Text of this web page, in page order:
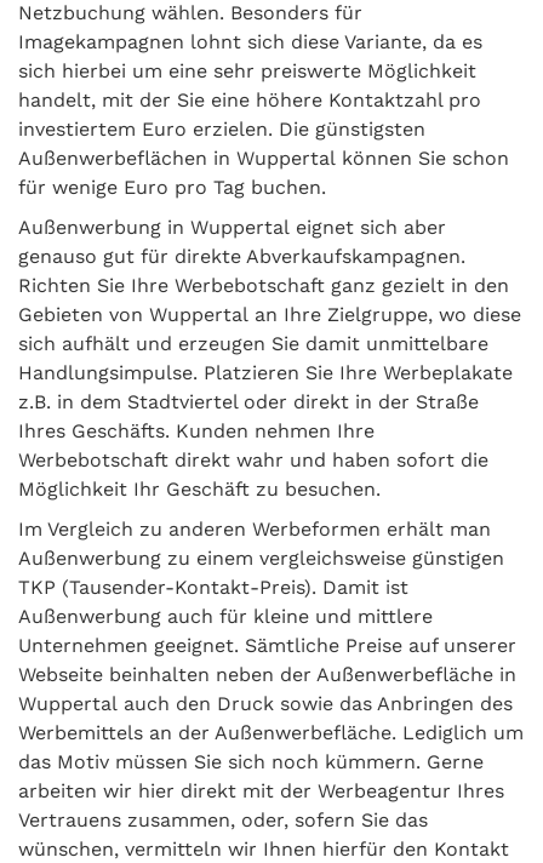
Netzbuchung wählen. Besonders für
Imagekampagnen lohnt sich diese Variante, da es
sich hierbei um eine sehr preiswerte Möglichkeit
handelt, mit der Sie eine höhere Kontaktzahl pro
investiertem Euro erzielen. Die günstigsten
Außenwerbeflächen in Wuppertal können Sie schon
für wenige Euro pro Tag buchen.
Außenwerbung in Wuppertal eignet sich aber
genauso gut für direkte Abverkaufskampagnen.
Richten Sie Ihre Werbebotschaft ganz gezielt in den
Gebieten von Wuppertal an Ihre Zielgruppe, wo diese
sich aufhält und erzeugen Sie damit unmittelbare
Handlungsimpulse. Platzieren Sie Ihre Werbeplakate
z.B. in dem Stadtviertel oder direkt in der Straße
Ihres Geschäfts. Kunden nehmen Ihre
Werbebotschaft direkt wahr und haben sofort die
Möglichkeit Ihr Geschäft zu besuchen.
Im Vergleich zu anderen Werbeformen erhält man
Außenwerbung zu einem vergleichsweise günstigen
TKP (Tausender-Kontakt-Preis). Damit ist
Außenwerbung auch für kleine und mittlere
Unternehmen geeignet. Sämtliche Preise auf unserer
Webseite beinhalten neben der Außenwerbefläche in
Wuppertal auch den Druck sowie das Anbringen des
Werbemittels an der Außenwerbefläche. Lediglich um
das Motiv müssen Sie sich noch kümmern. Gerne
arbeiten wir hier direkt mit der Werbeagentur Ihres
Vertrauens zusammen, oder, sofern Sie das
wünschen, vermitteln wir Ihnen hierfür den Kontakt